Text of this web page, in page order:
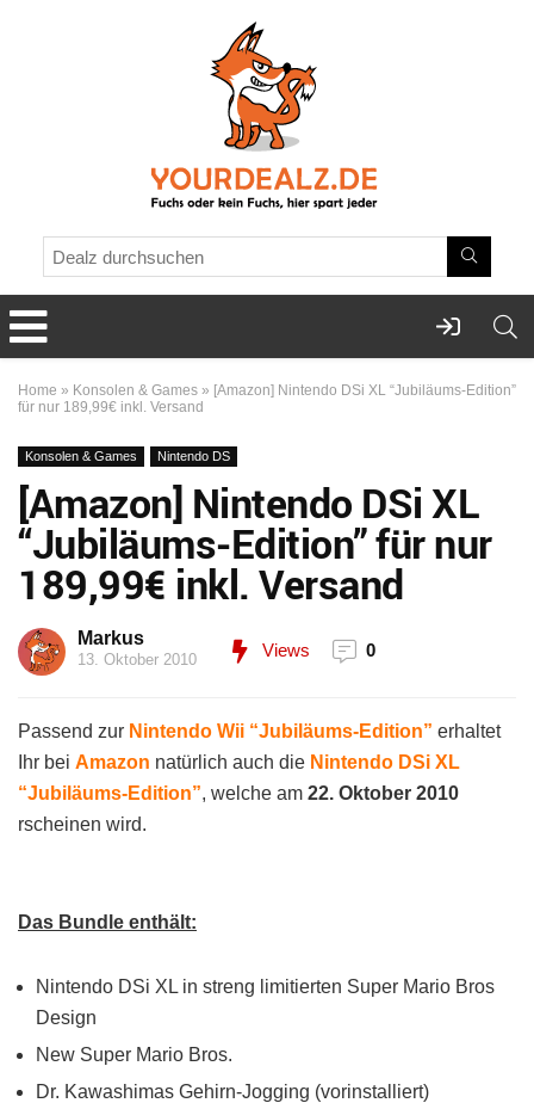
Home » Konsolen & Games » [Amazon] Nintendo DSi XL “Jubiläums-Edition”
für nur 189,99€ inkl. Versand
Konsolen & Games Nintendo DS
[Amazon] Nintendo DSi XL
“Jubiläums-Edition” für nur
189,99€ inkl. Versand
Markus
13. Oktober 2010 Views 0
Passend zur Nintendo Wii “Jubiläums-Edition” erhaltet
Ihr bei Amazon natürlich auch die Nintendo DSi XL
“Jubiläums-Edition”, welche am 22. Oktober 2010
rscheinen wird.
Das Bundle enthält:
Nintendo DSi XL in streng limitierten Super Mario Bros
Design
New Super Mario Bros.
Dr. Kawashimas Gehirn-Jogging (vorinstalliert)